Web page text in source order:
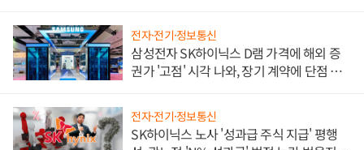
전자·전기·정보통신
삼성전자 SK하이닉스 D램 가격에 해외 증
권가 '고점' 시각 나와, 장기 계약에 단점 부
전자·전기·정보통신
SK하이닉스 노사 '성과급 주식 지급' 평행